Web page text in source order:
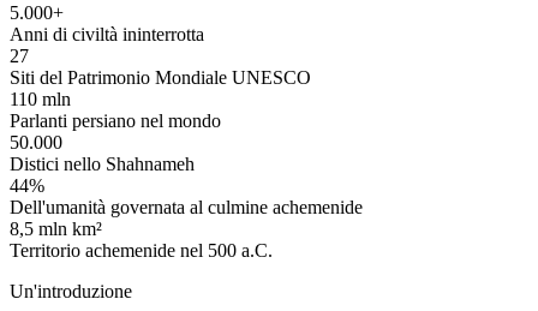
5.000+
Anni di civiltà ininterrotta
27
Siti del Patrimonio Mondiale UNESCO
110 mln
Parlanti persiano nel mondo
50.000
Distici nello Shahnameh
44%
Dell'umanità governata al culmine achemenide
8,5 mln km²
Territorio achemenide nel 500 a.C.
Un'introduzione